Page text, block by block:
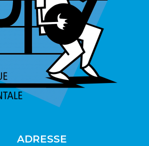
ADRESSE